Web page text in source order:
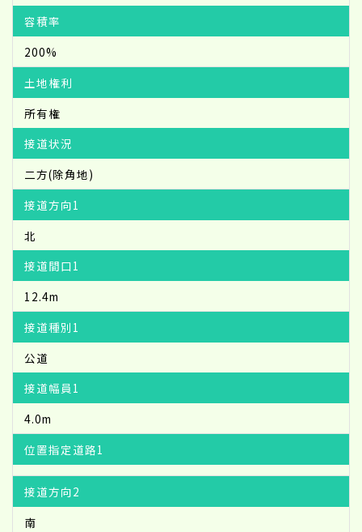
容積率
200%
土地権利
所有権
接道状況
二方(除角地)
接道方向1
北
接道間口1
12.4m
接道種別1
公道
接道幅員1
4.0m
位置指定道路1
接道方向2
南